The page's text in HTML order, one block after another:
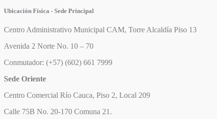
Ubicación Física - Sede Principal
Centro Administrativo Municipal CAM, Torre Alcaldía Piso 13
Avenida 2 Norte No. 10 – 70
Conmutador: (+57) (602) 661 7999
Sede Oriente
Centro Comercial Río Cauca, Piso 2, Local 209
Calle 75B No. 20-170 Comuna 21.